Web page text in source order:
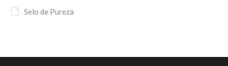
Selo de Pureza